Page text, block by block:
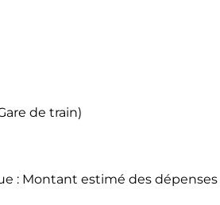
de train)
: Montant estimé des dépenses